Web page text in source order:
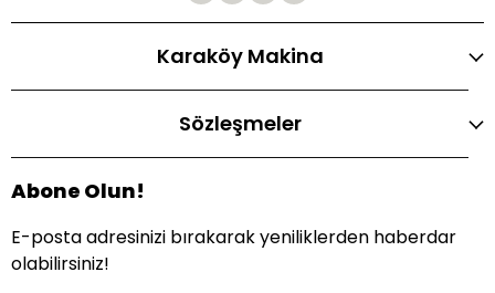
Karaköy Makina
Sözleşmeler
Abone Olun!
E-posta adresinizi bırakarak yeniliklerden haberdar
olabilirsiniz!